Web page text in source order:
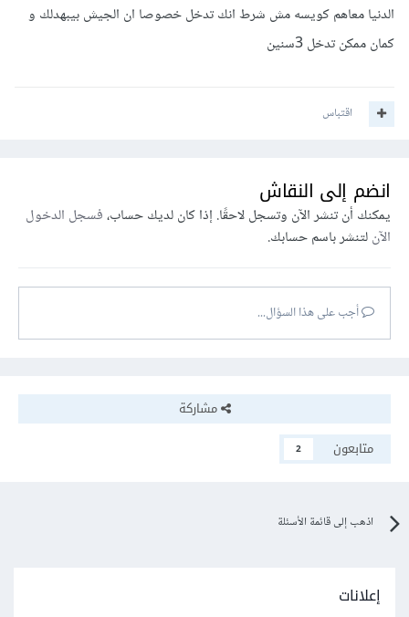
الدنيا معاهم كويسه مش شرط انك تدخل خصوصا ان الجيش بيبهدلك و
كمان ممكن تدخل 3سنين
اقتباس
انضم إلى النقاش
يمكنك أن تنشر الآن وتسجل لاحقًا. إذا كان لديك حساب،فسجل الدخول
الآنلتنشر باسم حسابك.
أجب على هذا السؤال...
مشاركة
متابعون
2
اذهب إلى قائمة الأسئلة
إعلانات